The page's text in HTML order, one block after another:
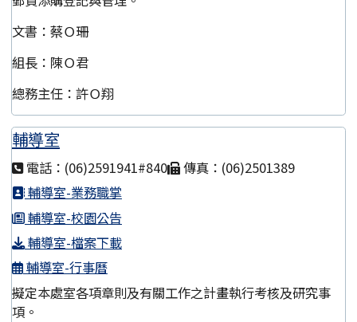
文書：蔡Ｏ珊
組長：陳Ｏ君
總務主任：許Ｏ翔
輔導室
電話：(06)2591941#840
傳真：(06)2501389
輔導室-業務職掌
輔導室-校園公告
輔導室-檔案下載
輔導室-行事曆
擬定本處室各項章則及有關工作之計畫執行考核及研究事
項。